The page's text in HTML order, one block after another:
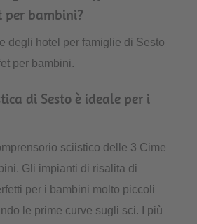
per bambini?
degli hotel per famiglie di Sesto
per bambini.
di Sesto è ideale per i
sciistico delle 3 Cime
Gli impianti di risalita di
per i bambini molto piccoli
le prime curve sugli sci. I più